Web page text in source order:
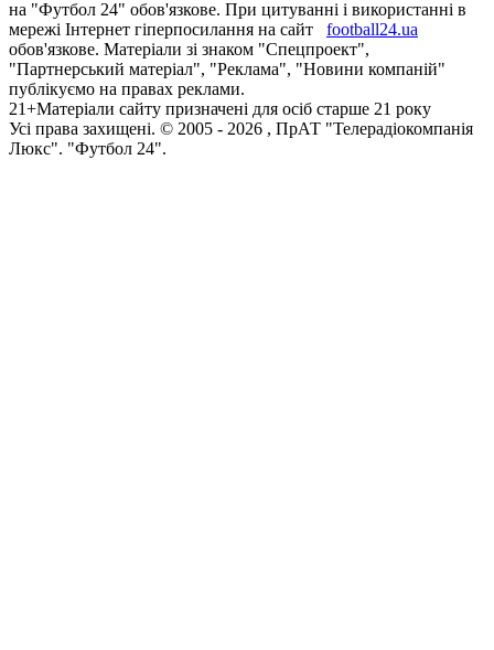
на "Футбол 24" обов'язкове. При цитуванні і використанні в
мережі Інтернет гіперпосилання на сайт
football24.ua
обов'язкове. Матеріали зі знаком "Спецпроект",
"Партнерський матеріал", "Реклама", "Новини компаній"
публікуємо на правах реклами.
21+Матеріали сайту призначені для осіб старше 21 року
Усi права захищенi. © 2005 - 2026 , ПрАТ "Телерадіокомпанія
Люкс". "Футбол 24".